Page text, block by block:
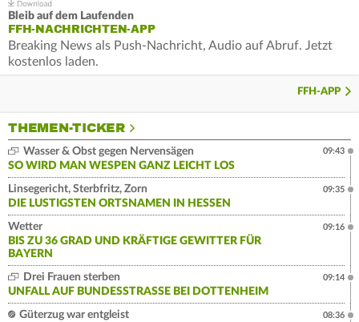
Bleib auf dem Laufenden
FFH-NACHRICHTEN-APP
Breaking News als Push-Nachricht, Audio auf Abruf. Jetzt
kostenlos laden.
FFH-APP
THEMEN-TICKER
Wasser & Obst gegen Nervensägen
SO WIRD MAN WESPEN GANZ LEICHT LOS
09:43
Linsegericht, Sterbfritz, Zorn
DIE LUSTIGSTEN ORTSNAMEN IN HESSEN
09:35
Wetter
BIS ZU 36 GRAD UND KRÄFTIGE GEWITTER FÜR
BAYERN
09:16
Drei Frauen sterben
UNFALL AUF BUNDESSTRASSE BEI DOTTENHEIM
09:14
Güterzug war entgleist
08:36